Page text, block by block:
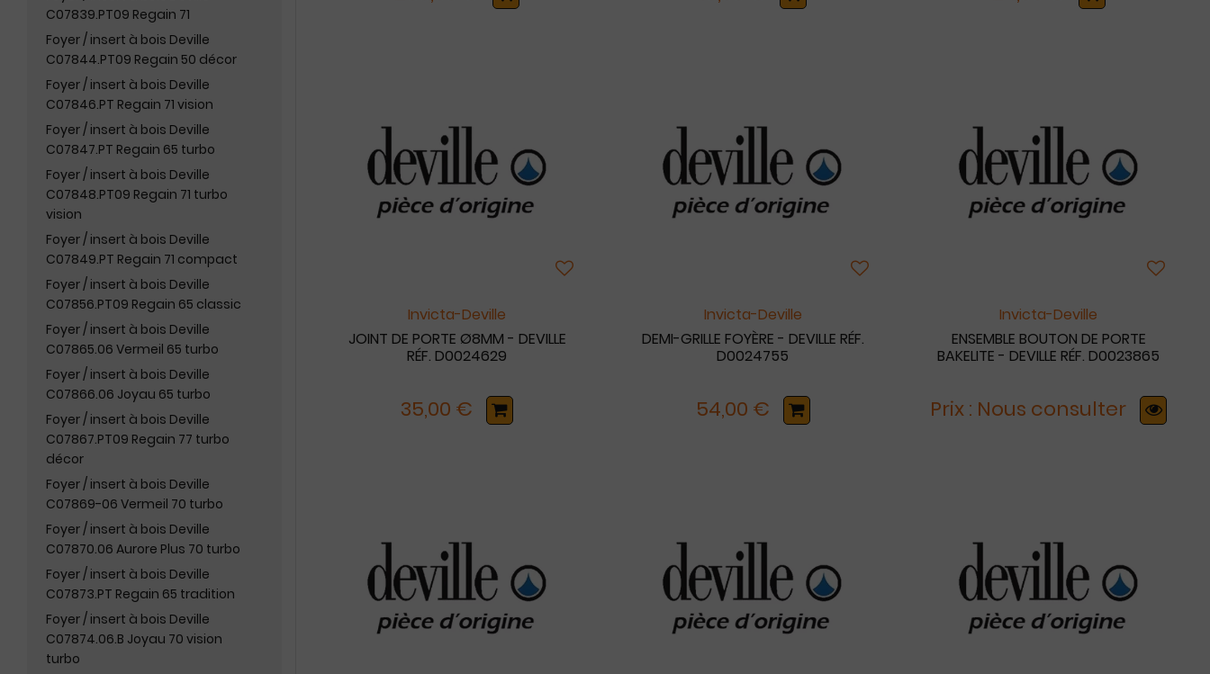
C07839.PT09 Regain 71
Foyer / insert à bois Deville
C07844.PT09 Regain 50 décor
Foyer / insert à bois Deville
C07846.PT Regain 71 vision
Foyer / insert à bois Deville
C07847.PT Regain 65 turbo
Foyer / insert à bois Deville
C07848.PT09 Regain 71 turbo
vision
Foyer / insert à bois Deville
C07849.PT Regain 71 compact
Foyer / insert à bois Deville
C07856.PT09 Regain 65 classic
Foyer / insert à bois Deville
C07865.06 Vermeil 65 turbo
Foyer / insert à bois Deville
C07866.06 Joyau 65 turbo
Foyer / insert à bois Deville
C07867.PT09 Regain 77 turbo
décor
Foyer / insert à bois Deville
C07869-06 Vermeil 70 turbo
Foyer / insert à bois Deville
C07870.06 Aurore Plus 70 turbo
Foyer / insert à bois Deville
C07873.PT Regain 65 tradition
Foyer / insert à bois Deville
C07874.06.B Joyau 70 vision
turbo
Invicta-Deville
JOINT DE PORTE Ø8MM - DEVILLE
RÉF. D0024629
35,00 €
Invicta-Deville
DEMI-GRILLE FOYÈRE - DEVILLE RÉF.
D0024755
54,00 €
Invicta-Deville
ENSEMBLE BOUTON DE PORTE
BAKELITE - DEVILLE RÉF. D0023865
Prix : Nous consulter